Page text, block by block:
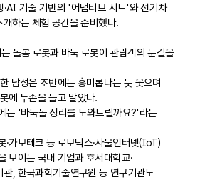
·AI 기술 기반의 '어댑티브 시트'와 전기차
하는 체험 공간을 준비했다.
돌봄 로봇과 바둑 로봇이 관람객의 눈길을
남성은 초반에는 흥미롭다는 듯 웃으며
에 두손을 들고 말았다.
는 '바둑돌 정리를 도와드릴까요?'라는
·가보테크 등 로보틱스·사물인터넷(IoT)
보이는 국내 기업과 호서대학교·
, 한국과학기술연구원 등 연구기관도